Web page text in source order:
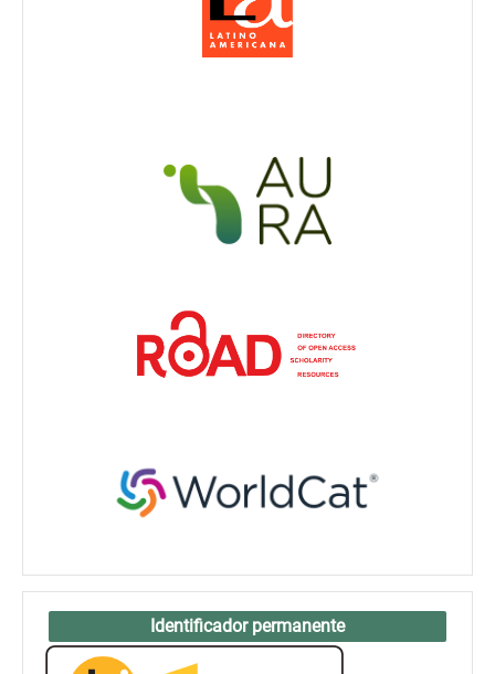
Identificador permanente